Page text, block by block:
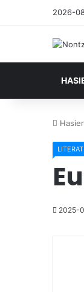
2026-
2025-